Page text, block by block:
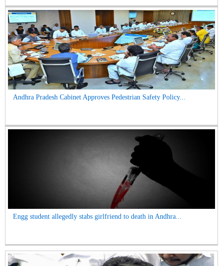
Andhra Pradesh Cabinet Approves Pedestrian Safety Policy...
Engg student allegedly stabs girlfriend to death in Andhra...